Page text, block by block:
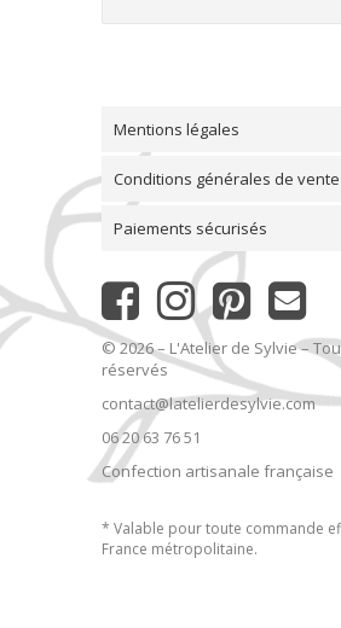
Mentions légales
Conditions générales de vente
Paiements sécurisés
© 2026 – L'Atelier de Sylvie –
réservés
contact@latelierdesylvie.com
06 20 63 76 51
Confection artisanale française
* Valable pour toute commande
France métropolitaine.